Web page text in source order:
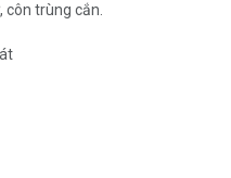
trùng cắn.